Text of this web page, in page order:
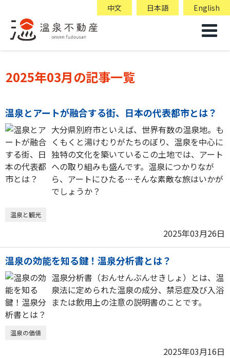
中文 日本語 English
2025年03月の記事一覧
温泉とアートが融合する街、日本の代表都市とは？
大分県別府市といえば、世界有数の温泉地。も
くもくと湯けむりがたちのぼり、温泉を中心に
独特の文化を築いているこの土地では、アート
への取り組みも盛んです。温泉につかりなが
ら、アートにひたる…そんな素敵な旅はいかが
でしょうか？
温泉と観光
2025年03月26日
温泉の効能を知る鍵！温泉分析書とは？
温泉分析書（おんせんぶんせきしょ）とは、温
泉法に定められた温泉の成分、禁忌症及び入浴
または飲用上の注意の説明書のことです。
温泉の価値
2025年03月16日